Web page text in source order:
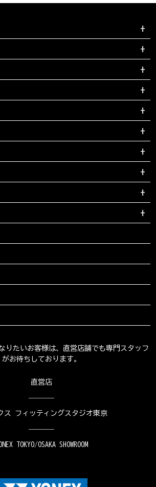
りたいお客様は、直営店舗でも専門スタッフ
がお待ちしております。
直営店
ス フィッティングスタジオ東京
TOKYO/OSAKA SHOWROOM